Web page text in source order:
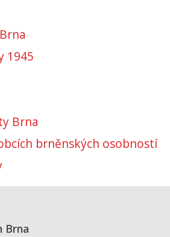
1945
Brna
brněnských osobností
Brna